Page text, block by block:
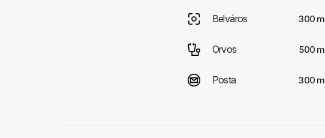
Belváros 300 m
Orvos 500 m
Posta 300 m